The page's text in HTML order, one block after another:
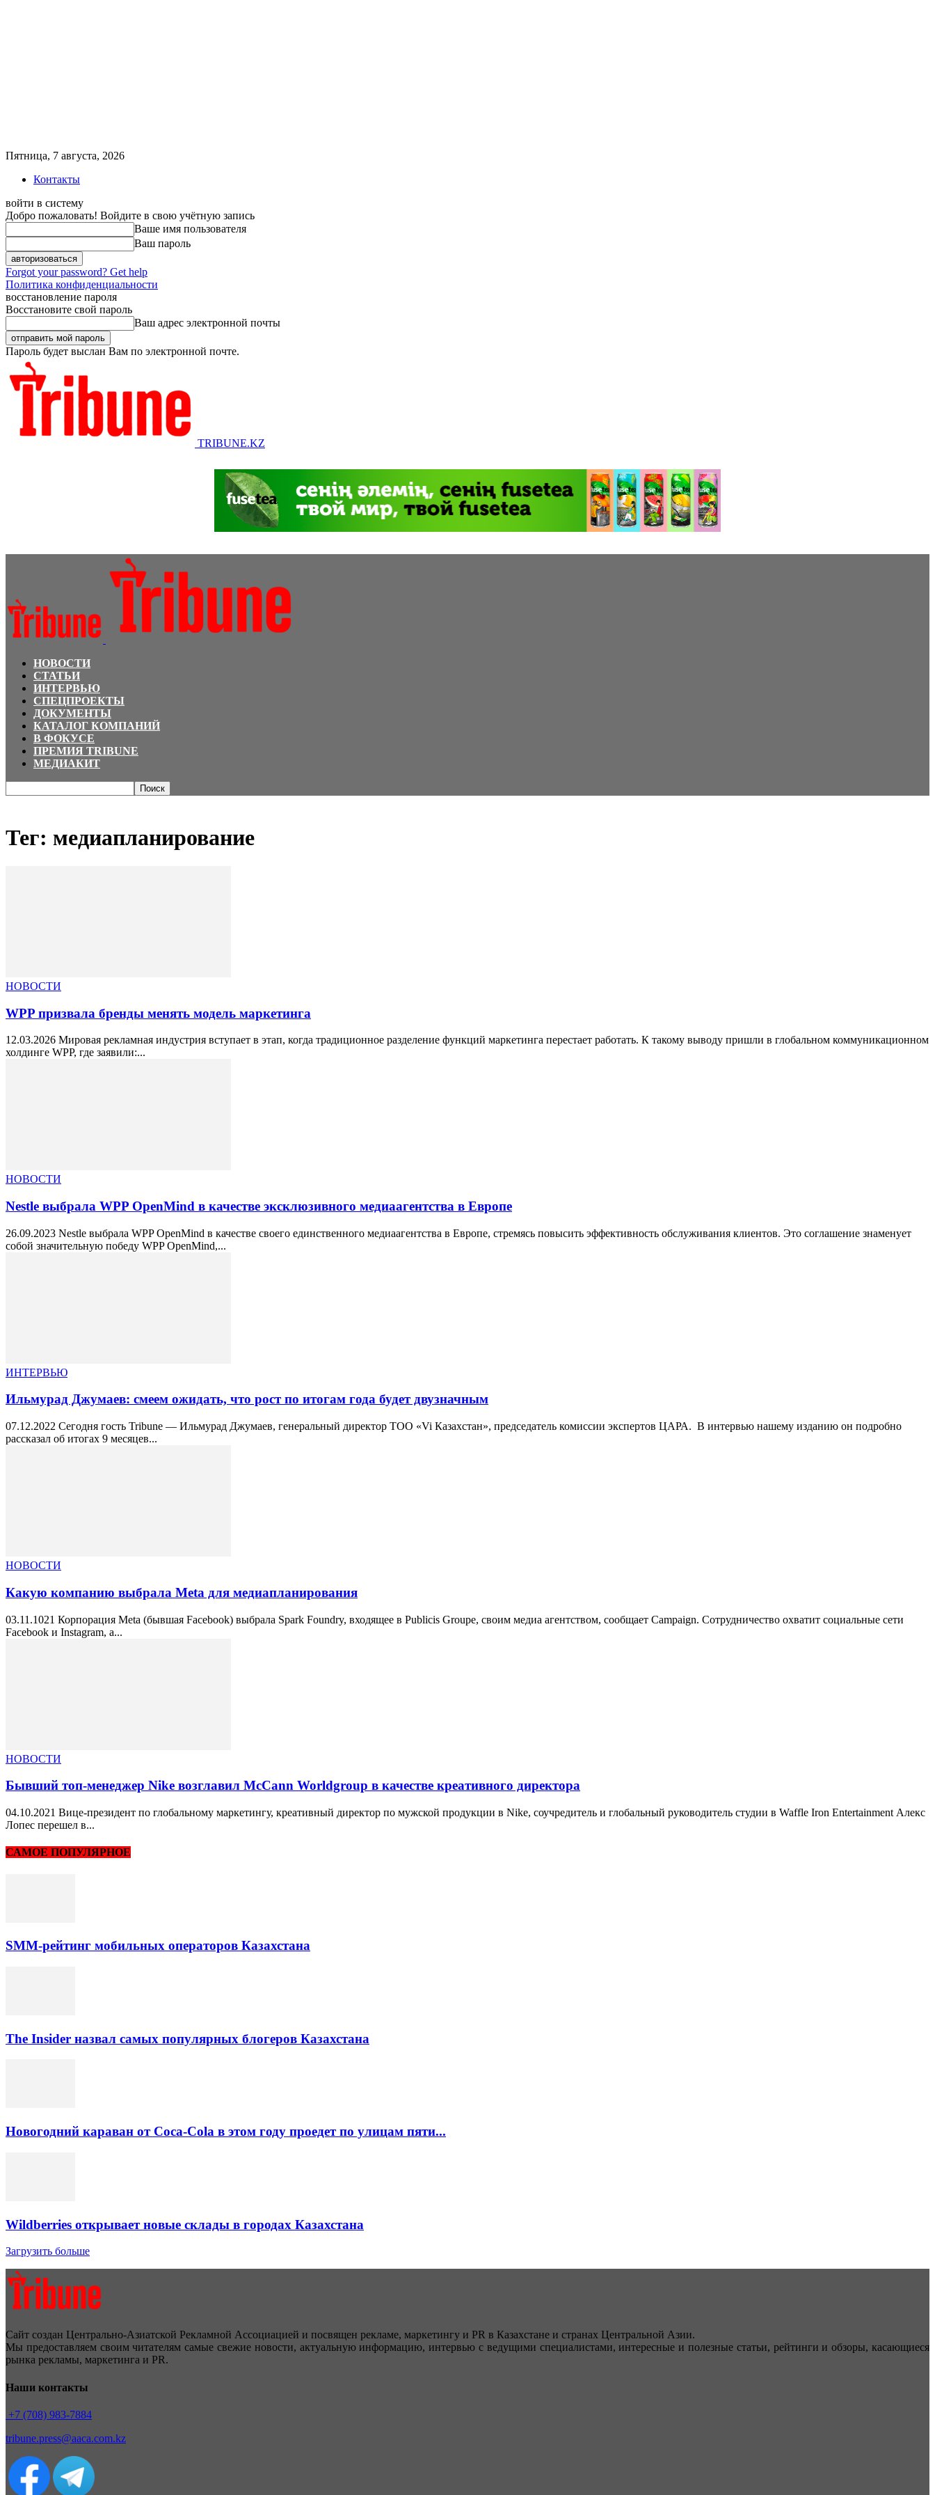
Пятница, 7 августа, 2026
Контакты
войти в систему
Добро пожаловать! Войдите в свою учётную запись
Ваше имя пользователя
Ваш пароль
Forgot your password? Get help
Политика конфиденциальности
восстановление пароля
Восстановите свой пароль
Ваш адрес электронной почты
Пароль будет выслан Вам по электронной почте.
TRIBUNE.KZ
НОВОСТИ
СТАТЬИ
ИНТЕРВЬЮ
СПЕЦПРОЕКТЫ
ДОКУМЕНТЫ
КАТАЛОГ КОМПАНИЙ
В ФОКУСЕ
ПРЕМИЯ TRIBUNE
МЕДИАКИТ
Тег: медиапланирование
НОВОСТИ
WPP призвала бренды менять модель маркетинга
12.03.2026 Мировая рекламная индустрия вступает в этап, когда традиционное разделение функций маркетинга перестает работать. К такому выводу пришли в глобальном коммуникационном
холдинге WPP, где заявили:...
НОВОСТИ
Nestle выбрала WPP OpenMind в качестве эксклюзивного медиаагентства в Европе
26.09.2023 Nestle выбрала WPP OpenMind в качестве своего единственного медиаагентства в Европе, стремясь повысить эффективность обслуживания клиентов. Это соглашение знаменует
собой значительную победу WPP OpenMind,...
ИНТЕРВЬЮ
Ильмурад Джумаев: смеем ожидать, что рост по итогам года будет двузначным
07.12.2022 Сегодня гость Tribune — Ильмурад Джумаев, генеральный директор ТОО «Vi Казахстан», председатель комиссии экспертов ЦАРА. В интервью нашему изданию он подробно
рассказал об итогах 9 месяцев...
НОВОСТИ
Какую компанию выбрала Meta для медиапланирования
03.11.1021 Корпорация Meta (бывшая Facebook) выбрала Spark Foundry, входящее в Publicis Groupe, своим медиа агентством, сообщает Campaign. Сотрудничество охватит социальные сети
Facebook и Instagram, а...
НОВОСТИ
Бывший топ-менеджер Nike возглавил McCann Worldgroup в качестве креативного директора
04.10.2021 Вице-президент по глобальному маркетингу, креативный директор по мужской продукции в Nike, соучредитель и глобальный руководитель студии в Waffle Iron Entertainment Алекс
Лопес перешел в...
САМОЕ ПОПУЛЯРНОЕ
SMM-рейтинг мобильных операторов Казахстана
The Insider назвал самых популярных блогеров Казахстана
Новогодний караван от Coca-Cola в этом году проедет по улицам пяти...
Wildberries открывает новые склады в городах Казахстана
Загрузить больше
Сайт создан Центрально-Азиатской Рекламной Ассоциацией и посвящен рекламе, маркетингу и PR в Казахстане и странах Центральной Азии.
Мы предоставляем своим читателям самые свежие новости, актуальную информацию, интервью с ведущими специалистами, интересные и полезные статьи, рейтинги и обзоры, касающиеся
рынка рекламы, маркетинга и PR.
Наши контакты
+7 (708) 983-7884
tribune.press@aaca.com.kz